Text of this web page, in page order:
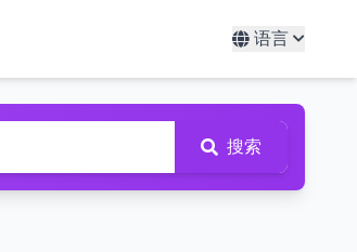
语言
搜索